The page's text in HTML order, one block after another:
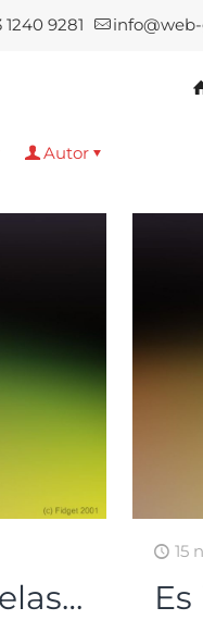
1240 9281
Autor
15